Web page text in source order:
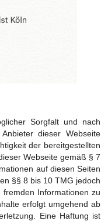
Sorgfalt und nach
dieser Webseite
der bereitgestellten
Webseite gemäß § 7
auf diesen Seiten
§§ 8 bis 10 TMG jedoch
Informationen zu
erfolgt umgehend ab
Eine Haftung ist